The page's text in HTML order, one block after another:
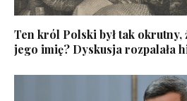
Ten król Polski był tak okrutny,
jego imię? Dyskusja rozpalała